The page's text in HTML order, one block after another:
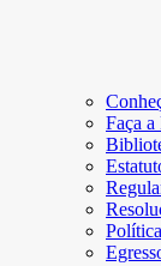
Faça a